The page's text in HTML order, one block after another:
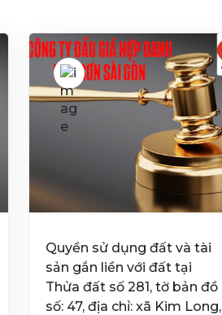
Quyền sử dụng đất và tài
sản gắn liền với đất tại
Thửa đất số 281, tờ bản đồ
số: 47, địa chỉ: xã Kim Long,